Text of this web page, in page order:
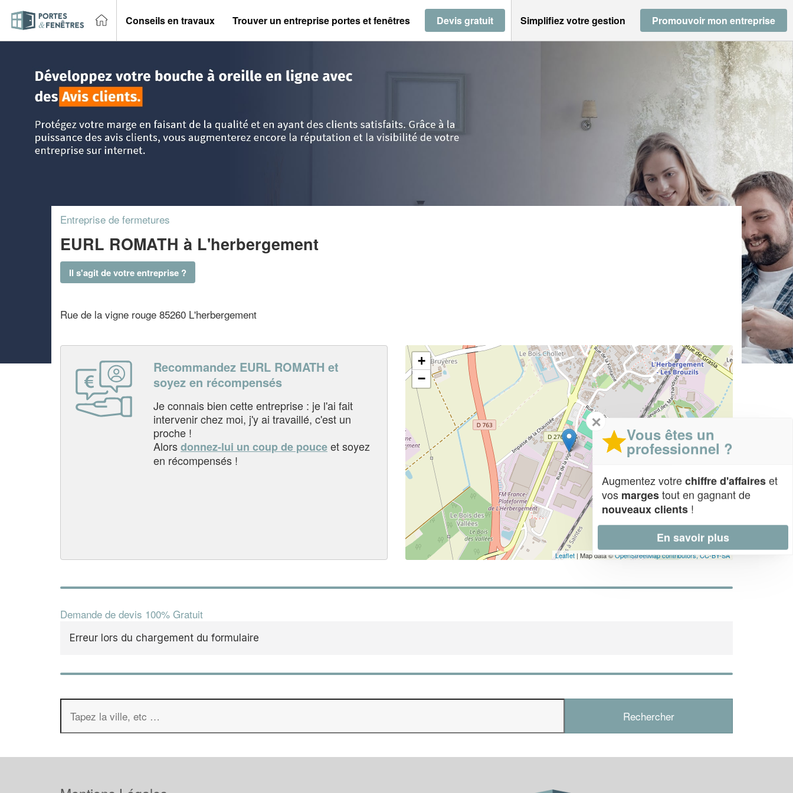
Conseils en travaux Trouver un entreprise portes et fenêtres Devis gratuit Simplifiez votre gestion Promouvoir mon entreprise
Entreprise de fermetures
EURL ROMATH à L'herbergement
Il s'agit de votre entreprise ?
Rue de la vigne rouge 85260 L'herbergement
Recommandez EURL ROMATH et
soyez en récompensés
Je connais bien cette entreprise : je l'ai fait
intervenir chez moi, j'y ai travaillé, c'est un
proche !
Alorsdonnez-lui un coup de pouceet soyez
en récompensés !
+
−
Leaflet | Map data ©OpenStreetMap contributors,CC-BY-SA
Demande de devis 100% Gratuit
Erreur lors du chargement du formulaire
✕
Vous êtes un
professionnel ?
Augmentez votrechiffre d'affaireset
vos margestout en gagnant de
nouveaux clients !
En savoir plus